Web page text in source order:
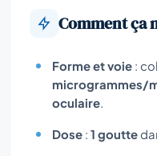
Comment ça
Forme et voie :
microgrammes/
oculaire
Dose : 1 goutte